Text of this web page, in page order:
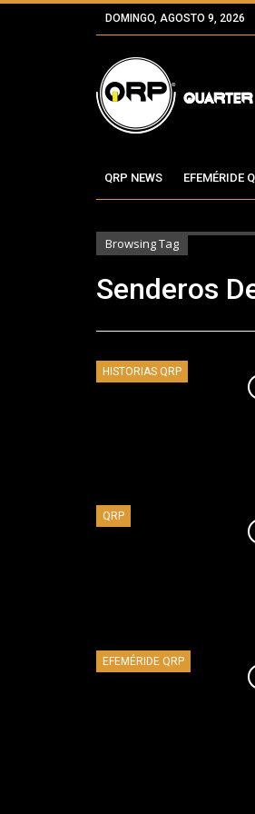
DOMINGO, AGOSTO 9, 2026
QRP NEWS EFEMÉRIDE
Browsing Tag
Senderos
HISTORIAS QRP
QRP
EFEMÉRIDE QRP